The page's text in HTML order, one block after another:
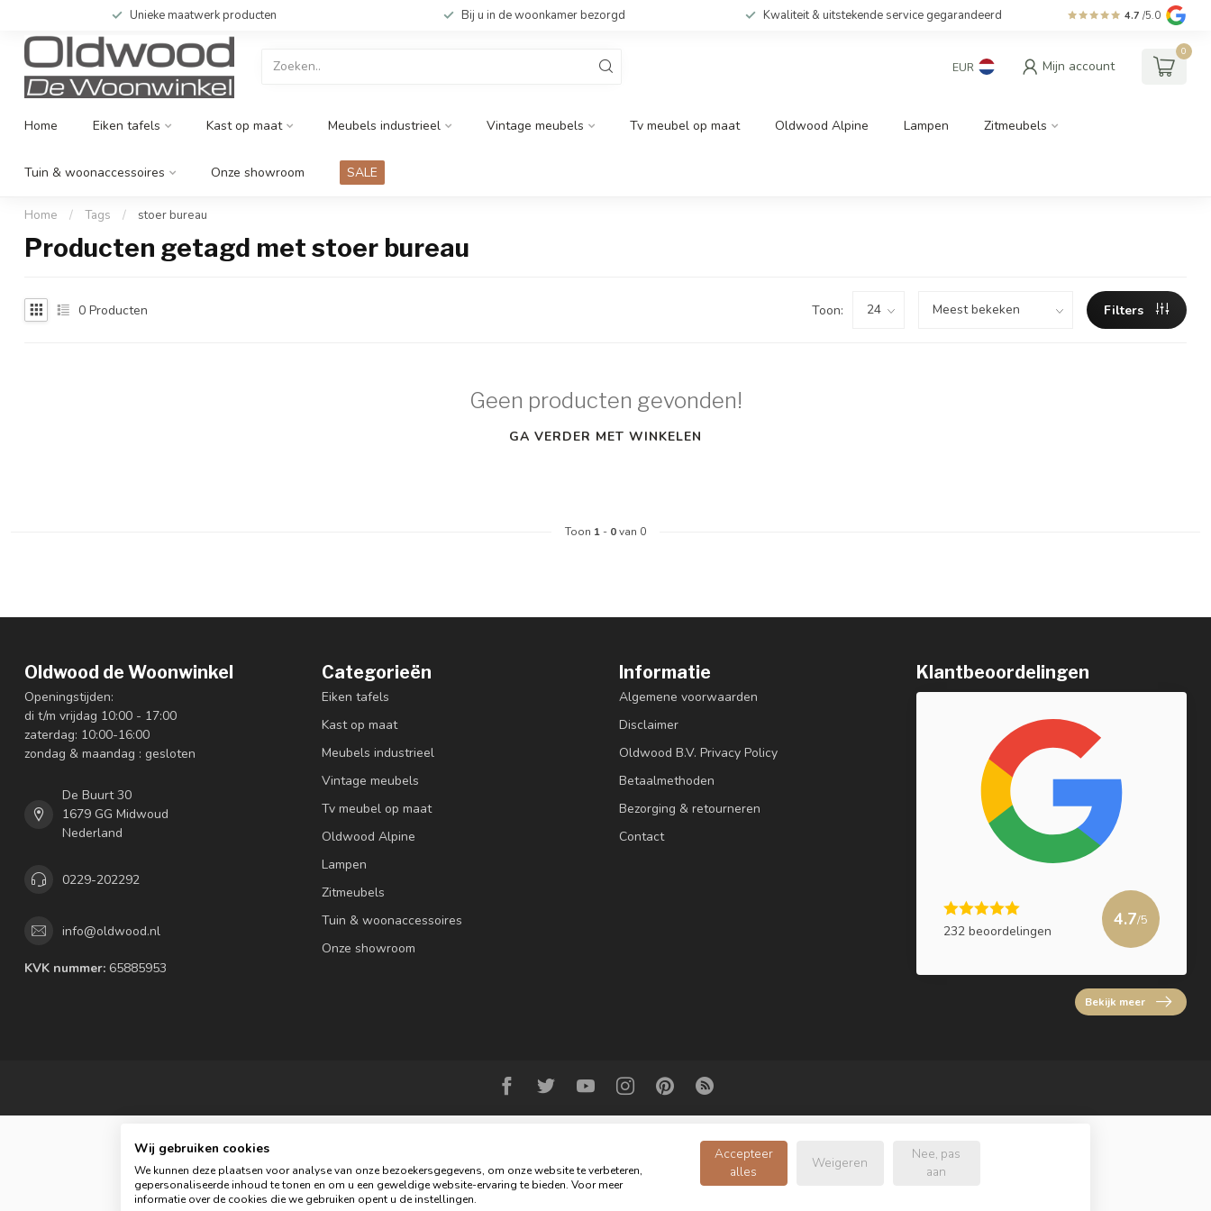
Unieke maatwerk producten Bij u in de woonkamer bezorgd Kwaliteit & uitstekende service gegarandeerd 4.7 /5.0
EUR Mijn account
0
Home Eiken tafels Kast op maat Meubels industrieel Vintage meubels Tv meubel op maat Oldwood Alpine Lampen Zitmeubels
Tuin & woonaccessoires Onze showroom SALE
Home / Tags / stoer bureau
Producten getagd met stoer bureau
0 Producten Toon: Filters
Geen producten gevonden!
GA VERDER MET WINKELEN
Toon 1 - 0van 0
Oldwood de Woonwinkel
Openingstijden:
di t/m vrijdag 10:00 - 17:00
zaterdag: 10:00-16:00
zondag & maandag : gesloten
De Buurt 30
1679 GG Midwoud
Nederland
0229-202292
info@oldwood.nl
KVK nummer: 65885953
Categorieën
Eiken tafels
Kast op maat
Meubels industrieel
Vintage meubels
Tv meubel op maat
Oldwood Alpine
Lampen
Zitmeubels
Tuin & woonaccessoires
Onze showroom
Informatie
Algemene voorwaarden
Disclaimer
Oldwood B.V. Privacy Policy
Betaalmethoden
Bezorging & retourneren
Contact
Klantbeoordelingen
232 beoordelingen
4.7/5
Bekijk meer
© Copyright 2026 Oldwood de Woonwinkel - Powered by
Wij gebruiken cookies
We kunnen deze plaatsen voor analyse van onze bezoekersgegevens, om onze website te verbeteren,
gepersonaliseerde inhoud te tonen en om u een geweldige website-ervaring te bieden. Voor meer
informatie over de cookies die we gebruiken opent u de instellingen.
Accepteer
alles
Weigeren
Nee, pas
aan